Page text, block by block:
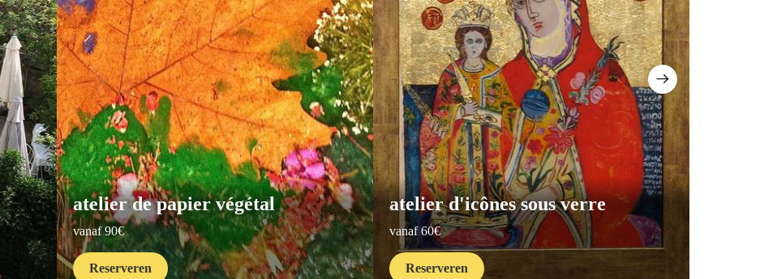
atelier de papier végétal
vanaf 90€
Reserveren
atelier d'icônes sous verre
vanaf 60€
Reserveren